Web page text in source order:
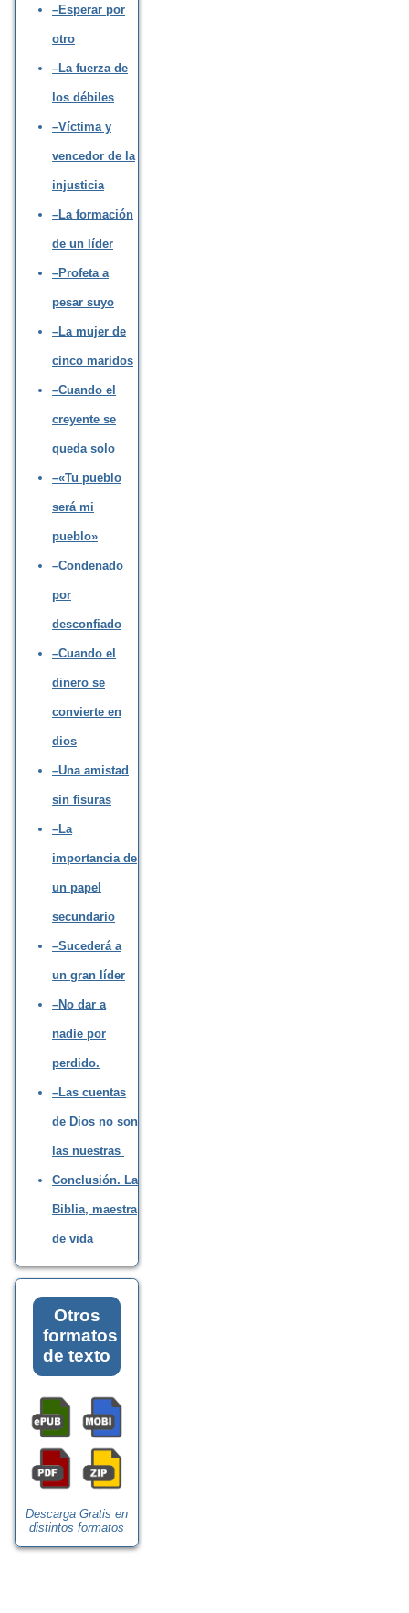
–Esperar por
otro
–La fuerza de
los débiles
–Víctima y
vencedor de la
injusticia
–La formación
de un líder
–Profeta a
pesar suyo
–La mujer de
cinco maridos
–Cuando el
creyente se
queda solo
–«Tu pueblo
será mi
pueblo»
–Condenado
por
desconfiado
–Cuando el
dinero se
convierte en
dios
–Una amistad
sin fisuras
–La
importancia de
un papel
secundario
–Sucederá a
un gran líder
–No dar a
nadie por
perdido.
–Las cuentas
de Dios no son
las nuestras
Conclusión. La
Biblia, maestra
de vida
Otros
formatos
de texto
Descarga Gratis en
distintos formatos